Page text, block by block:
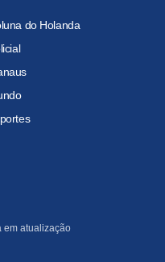
do Holanda
em atualização